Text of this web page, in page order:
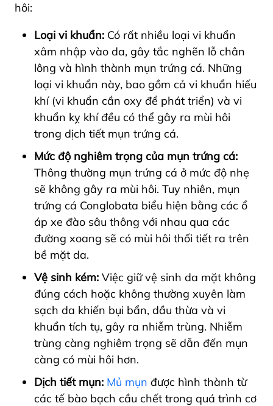
hôi:
Loại vi khuẩn: Có rất nhiều loại vi khuẩn
xâm nhập vào da, gây tắc nghẽn lỗ chân
lông và hình thành mụn trứng cá. Những
loại vi khuẩn này, bao gồm cả vi khuẩn hiếu
khí (vi khuẩn cần oxy để phát triển) và vi
khuẩn kỵ khí đều có thể gây ra mùi hôi
trong dịch tiết mụn trứng cá.
Mức độ nghiêm trọng của mụn trứng cá:
Thông thường mụn trứng cá ở mức độ nhẹ
sẽ không gây ra mùi hôi. Tuy nhiên, mụn
trứng cá Conglobata biểu hiện bằng các ổ
áp xe đào sâu thông với nhau qua các
đường xoang sẽ có mùi hôi thối tiết ra trên
bề mặt da.
Vệ sinh kém: Việc giữ vệ sinh da mặt không
đúng cách hoặc không thường xuyên làm
sạch da khiến bụi bẩn, dầu thừa và vi
khuẩn tích tụ, gây ra nhiễm trùng. Nhiễm
trùng càng nghiêm trọng sẽ dẫn đến mụn
càng có mùi hôi hơn.
Dịch tiết mụn: Mủ mụn được hình thành từ
các tế bào bạch cầu chết trong quá trình cơ